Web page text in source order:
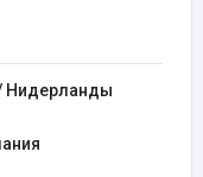
Нидерланды